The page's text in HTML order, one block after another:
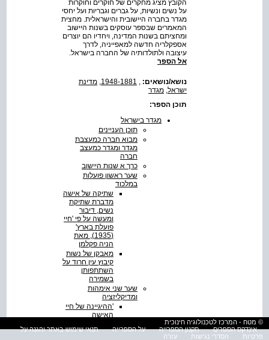
הקובץ מציג מחקרים של חוקרים וחוקרות
על נשים ונשיות, על גברים וגבריות ועל יחסי
מגדר בחברה היישובית והישראלית. מחצית
המאמרים שבספר עוסקים בשנות היישוב
ומחציתם בשנות המדינה, ויחדיו הם יוצרים
אספקלריה חדשה למאפייניה, לדרך
עיצובה ולתולדותיה של החברה בישראל.
אל הספר
נושא/נושאים: 1948-1881 מדינת
ישראל מגדר
תוכן הספר:
מגדר בישראל
תוכן העניינים
מבוא חברה כמעצבת
מגדר ומגדר כמעצב
חברה
כרך א שנות היישוב
שער ראשון פועלות
במלכוד
שתיקה של אישה
מדברת שתיקת
נשים, דיבור
ומעשה על פי 'חיי
פועלת בארץ'
(1935), מאת
הניה פקלמן
מאבקן של נשות
קיבוץ עין חרוד על
השתתפותן
בשמירה
שער שני אימהות
ומדיקליזציה
'ההיגיינה של חיי
האישה
מגדר, לאומיות
© מטח - המרכז לטכנולוגיה חינוכית
אינדקס הספרים
תקנון הספרייה על הספרייה
תנאי שימוש באתר והגנה על
פרטיות
הסדרי נגישות עזרה